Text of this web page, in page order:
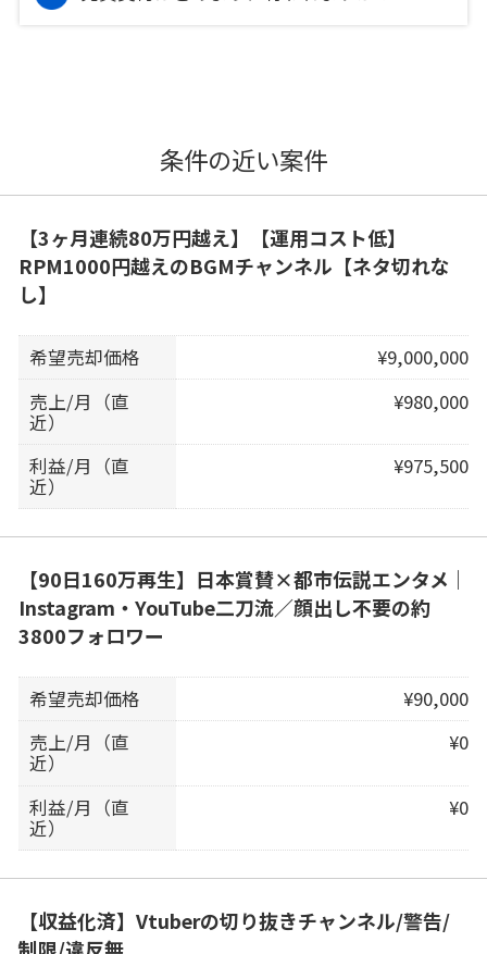
条件の近い案件
【3ヶ月連続80万円越え】【運用コスト低】
RPM1000円越えのBGMチャンネル【ネタ切れな
し】
希望売却価格
¥9,000,000
売上/月（直
近）
¥980,000
利益/月（直
近）
¥975,500
【90日160万再生】日本賞賛×都市伝説エンタメ｜
Instagram・YouTube二刀流／顔出し不要の約
3800フォロワー
希望売却価格
¥90,000
売上/月（直
近）
¥0
利益/月（直
近）
¥0
【収益化済】Vtuberの切り抜きチャンネル/警告/
制限/違反無